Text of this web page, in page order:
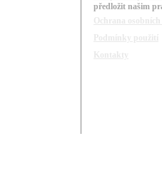
předložit našim